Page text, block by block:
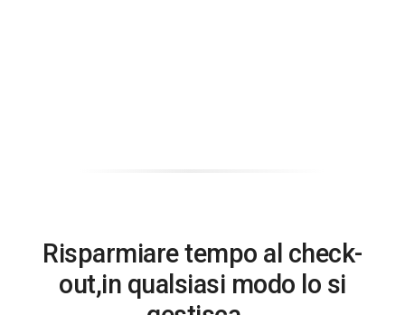
Risparmiare tempo al check-
out,in qualsiasi modo lo si